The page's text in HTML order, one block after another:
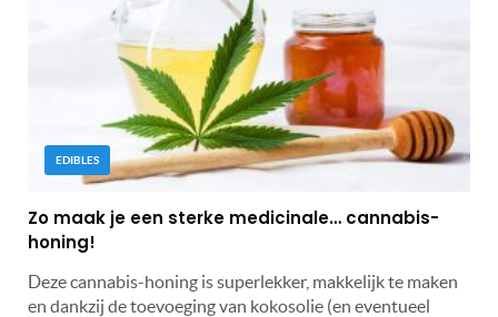
EDIBLES
Zo maak je een sterke medicinale… cannabis-
honing!
Deze cannabis-honing is superlekker, makkelijk te maken
en dankzij de toevoeging van kokosolie (en eventueel